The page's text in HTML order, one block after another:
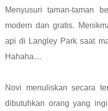
Menyusuri taman-taman
modern dan gratis.
api di Langley Park saat
Hahaha…
Novi menuliskan secara
dibutuhkan orang yang